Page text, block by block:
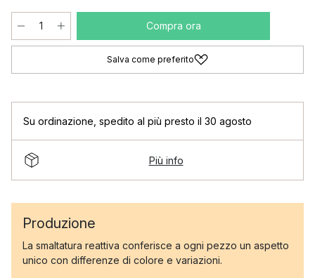
Compra ora
Salva come preferito
Su ordinazione spedito al più presto il 30 agosto
Più info
Produzione
La smaltatura reattiva conferisce a ogni pezzo un aspetto
unico con differenze di colore e variazioni.